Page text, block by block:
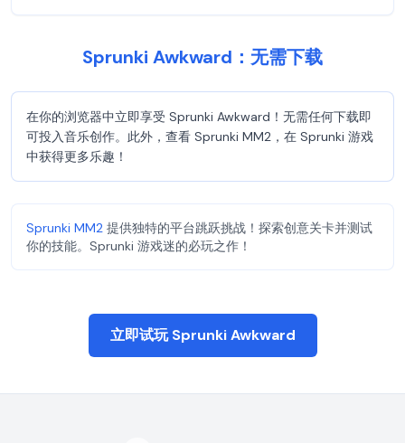
Sprunki Awkward：无需下载
在你的浏览器中立即享受 Sprunki Awkward！无需任何下载即
可投入音乐创作。此外，查看 Sprunki MM2，在 Sprunki 游戏
中获得更多乐趣！
Sprunki MM2 提供独特的平台跳跃挑战！探索创意关卡并测试
你的技能。Sprunki 游戏迷的必玩之作！
立即试玩 Sprunki Awkward